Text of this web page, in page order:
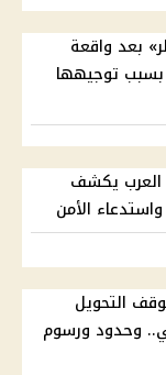
بعد واقعة
توجيهها
العرب يكشف
الأمن
التحويل
وحدود ورسوم